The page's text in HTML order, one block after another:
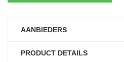
AANBIEDERS
PRODUCT DETAILS